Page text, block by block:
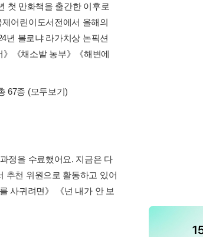
첫 만화책을 출간한 이후로
어린이도서전에서 올해의
년 볼로냐 라가치상 논픽션
《채소밭 농부》《해변에
67종 (모두보기)
정을 수료했어요. 지금은 다
추천 위원으로 활동하고 있어
사귀려면》 《넌 내가 안 보